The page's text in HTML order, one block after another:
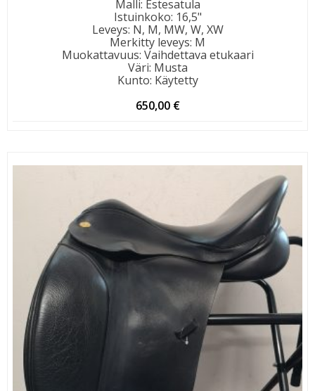
Malli: Estesatula
Istuinkoko: 16,5"
Leveys: N, M, MW, W, XW
Merkitty leveys: M
Muokattavuus: Vaihdettava etukaari
Väri: Musta
Kunto: Käytetty
650,00 €